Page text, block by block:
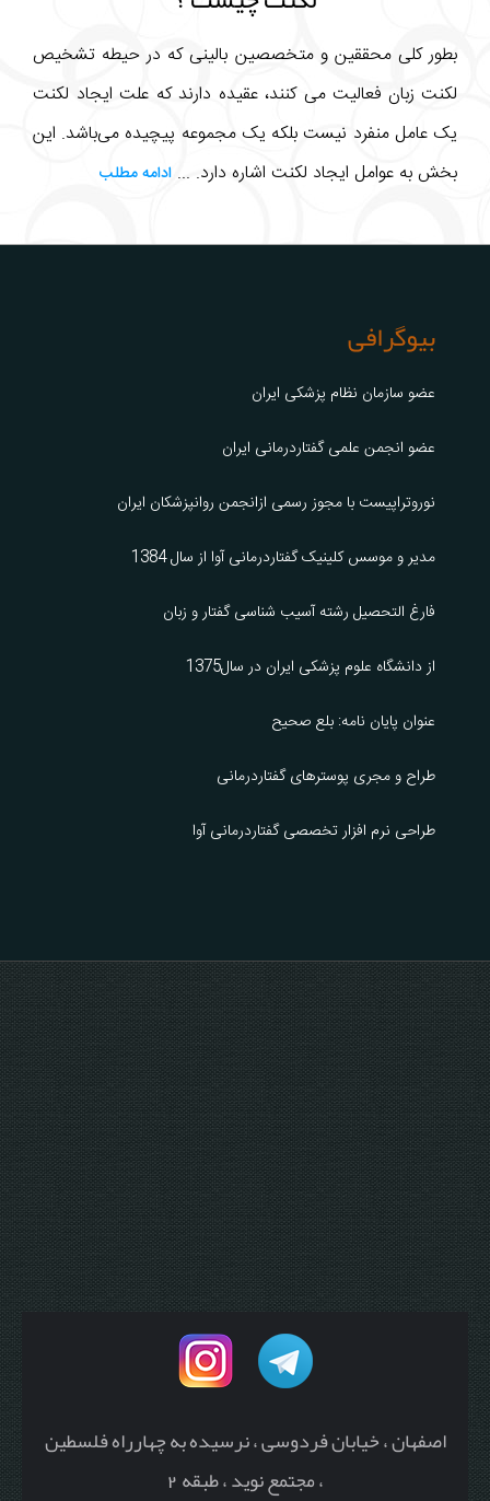
بطور کلی محققین و متخصصین بالینی که در حیطه تشخیص
لکنت زبان فعالیت می کنند، عقیده دارند که علت ایجاد لکنت
یک عامل منفرد نیست بلکه یک مجموعه پیچیده می‌باشد. این
بخش به عوامل ایجاد لکنت اشاره دارد. ... ادامه مطلب
بیوگرافی
عضو سازمان نظام پزشکی ایران
عضو انجمن علمی گفتاردرمانی ایران
نوروتراپیست با مجوز رسمی ازانجمن روانپزشکان ایران
مدیر و موسس کلینیک گفتاردرمانی آوا از سال 1384
فارغ التحصیل رشته آسیب شناسی گفتار و زبان
از دانشگاه علوم پزشکی ایران در سال1375
عنوان پایان نامه: بلع صحیح
طراح و مجری پوسترهای گفتاردرمانی
طراحی نرم افزار تخصصی گفتاردرمانی آوا
اصفهان ، خیابان فردوسی ، نرسیده به چهارراه فلسطین
، مجتمع نوید ، طبقه 2